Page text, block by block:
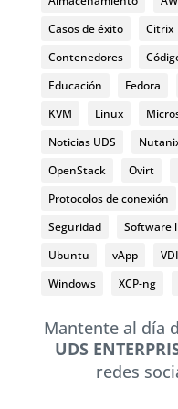
Casos de éxito
Citrix
Contenedores
Educación
Fedora
KVM
Linux
Noticias UDS
OpenStack
Ovirt
Protocolos de conexión
Seguridad
Software
Ubuntu
vApp VDI
Windows
XCP-ng
Mantente al día
UDS
redes